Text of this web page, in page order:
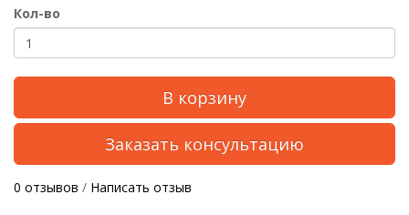
Кол-во
В корзину
Заказать консультацию
0 отзывов / Написать отзыв